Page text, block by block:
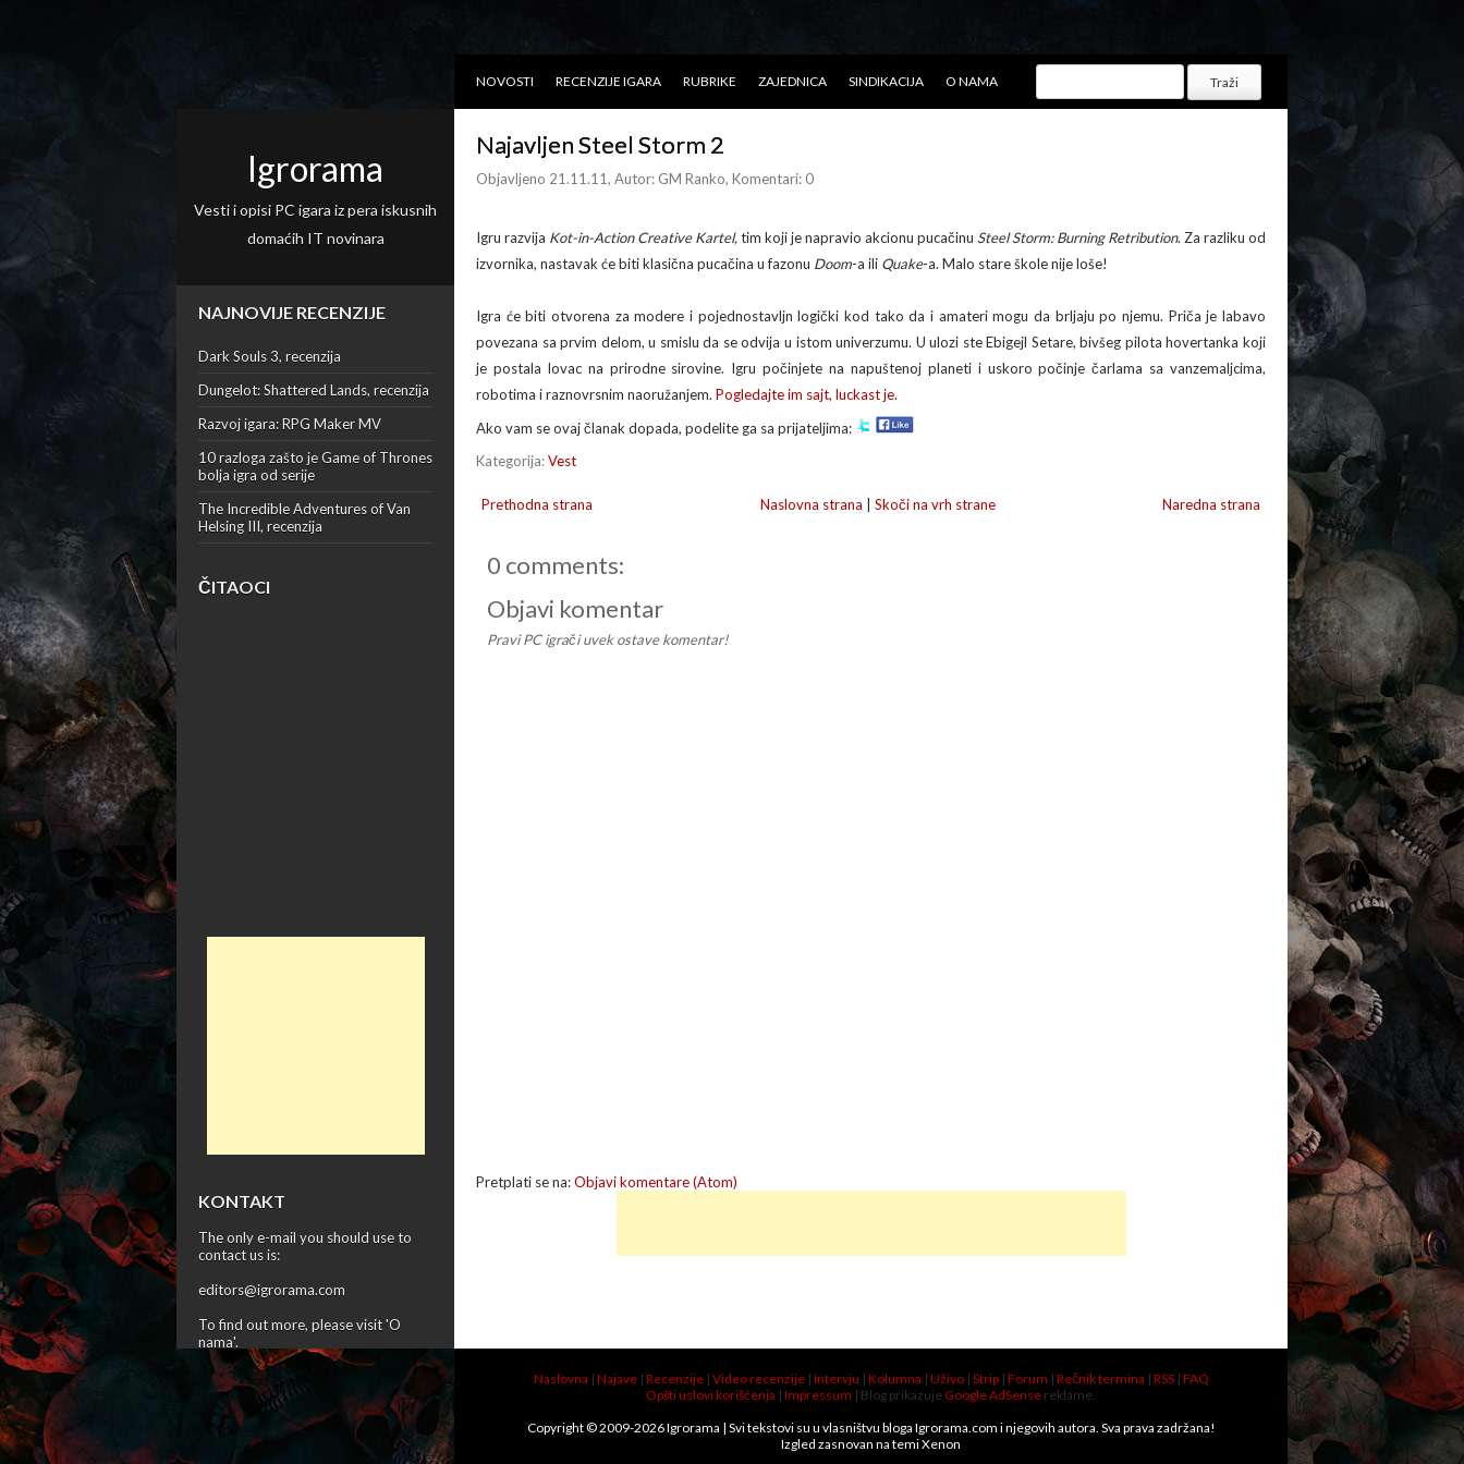
NOVOSTI RECENZIJE IGARA RUBRIKE ZAJEDNICA SINDIKACIJA O NAMA
Igrorama
Vesti i opisi PC igara iz pera iskusnih
domaćih IT novinara
NAJNOVIJE RECENZIJE
Dark Souls 3, recenzija
Dungelot: Shattered Lands, recenzija
Razvoj igara: RPG Maker MV
10 razloga zašto je Game of Thrones
bolja igra od serije
The Incredible Adventures of Van
Helsing III, recenzija
ČITAOCI
KONTAKT
The only e-mail you should use to
contact us is:
editors@igrorama.com
To find out more, please visit 'O
nama'.
Najavljen Steel Storm 2
Objavljeno 21.11.11, Autor: GM Ranko, Komentari: 0
Igru razvija Kot-in-Action Creative Kartel,tim koji je napravio akcionu pucačinu Steel Storm: Burning Retribution. Za razliku od
izvornika, nastavak će biti klasična pucačina u fazonu Doom-a ili Quake-a. Malo stare škole nije loše!
Igra će biti otvorena za modere i pojednostavljn logički kod tako da i amateri mogu da brljaju po njemu. Priča je labavo
povezana sa prvim delom, u smislu da se odvija u istom univerzumu. U ulozi ste Ebigejl Setare, bivšeg pilota hovertanka koji
je postala lovac na prirodne sirovine. Igru počinjete na napuštenoj planeti i uskoro počinje čarlama sa vanzemaljcima,
robotima i raznovrsnim naoružanjem. Pogledajte im sajt, luckast je.
Ako vam se ovaj članak dopada, podelite ga sa prijateljima:
Kategorija:Vest
Naredna strana
Prethodna strana Naslovna strana Skoči na vrh strane
0 comments:
Objavi komentar
Pravi PC igrači uvek ostave komentar!
Pretplati se na:Objavi komentare (Atom)
Naslovna | Najave| Recenzije| Video recenzije| Intervju | Kolumna | Uživo| Strip| Forum | Rečnik termina | RSS| FAQ
Opšti uslovi korišćenja | Impressum | Blog prikazuje Google AdSense reklame.
Copyright © 2009-2026Igrorama | Svi tekstovi su u vlasništvu bloga Igrorama.com i njegovih autora. Sva prava zadržana!
Izgled zasnovan na temiXenon